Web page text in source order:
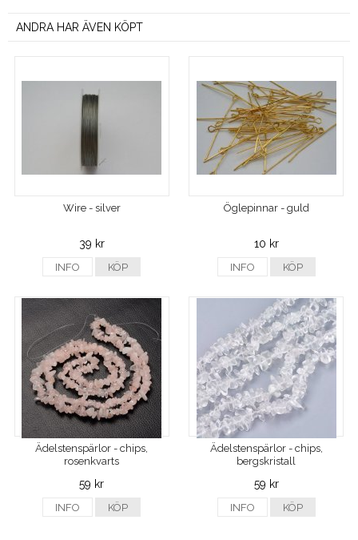
ANDRA HAR ÄVEN KÖPT
Wire - silver
39 kr
INFO KÖP
Öglepinnar - guld
10 kr
INFO KÖP
Ädelstenspärlor - chips,
rosenkvarts
59 kr
INFO KÖP
Ädelstenspärlor - chips,
bergskristall
59 kr
INFO KÖP